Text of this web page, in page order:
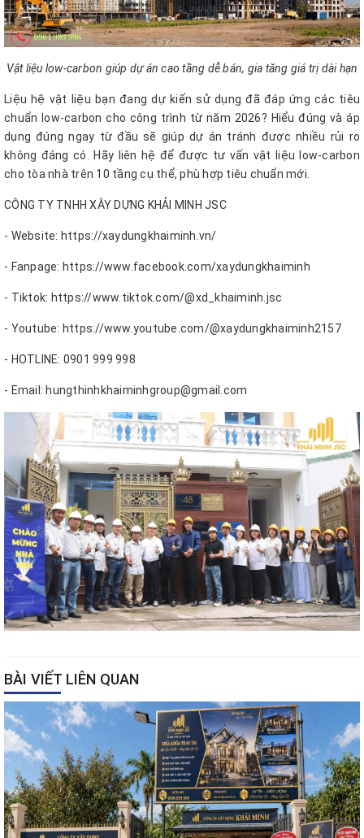
Vật liệu low-carbon giúp dự án cao tầng dễ bán, gia tăng giá trị dài hạn
Liệu hệ vật liệu bạn đang dự kiến sử dụng đã đáp ứng các tiêu
chuẩn low-carbon cho công trình từ năm 2026? Hiểu đúng và áp
dụng đúng ngay từ đầu sẽ giúp dự án tránh được nhiều rủi ro
không đáng có. Hãy liên hệ để được tư vấn vật liệu low-carbon
cho tòa nhà trên 10 tầng cụ thể, phù hợp tiêu chuẩn mới.
CÔNG TY TNHH XÂY DỰNG KHẢI MINH JSC
- Website: https://xaydungkhaiminh.vn/
- Fanpage: https://www.facebook.com/xaydungkhaiminh
- Tiktok: https://www.tiktok.com/@xd_khaiminh.jsc
- Youtube: https://www.youtube.com/@xaydungkhaiminh2157
- HOTLINE: 0901 999 998
- Email: hungthinhkhaiminhgroup@gmail.com
BÀI VIẾT LIÊN QUAN